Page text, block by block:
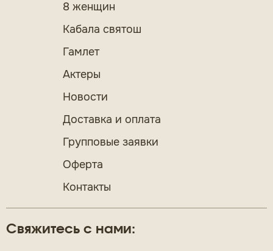
Свяжитесь с нами:
8 женщин
Кабала святош
Гамлет
Актеры
Новости
Доставка и оплата
Групповые заявки
Оферта
Контакты